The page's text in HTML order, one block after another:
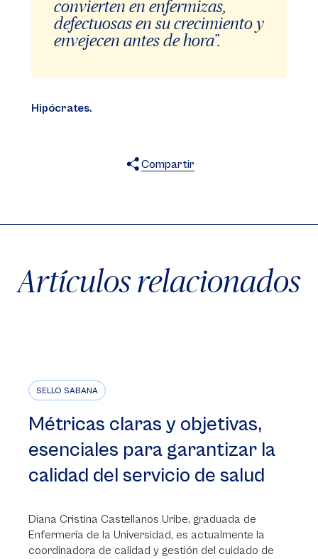
convierten en enfermizas,
defectuosas en su crecimiento y
envejecen antes de hora”.
Hipócrates.
Compartir
Artículos relacionados
SELLO SABANA
Métricas claras y objetivas,
esenciales para garantizar la
calidad del servicio de salud
Diana Cristina Castellanos Uribe, graduada de
Enfermería de la Universidad, es actualmente la
coordinadora de calidad y gestión del cuidado de